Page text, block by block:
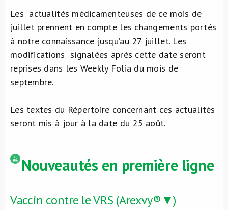
Les actualités médicamenteuses de ce mois de
juillet prennent en compte les changements portés
à notre connaissance jusqu’au 27 juillet. Les
modifications signalées après cette date seront
reprises dans les Weekly Folia du mois de
septembre.
Les textes du Répertoire concernant ces actualités
seront mis à jour à la date du 25 août.
Nouveautés en première ligne
Vaccin contre le VRS (Arexvy®▼)